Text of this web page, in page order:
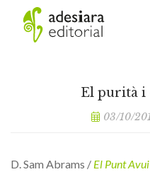
El purità i
03/10/
D. Sam Abrams / El Punt Avui